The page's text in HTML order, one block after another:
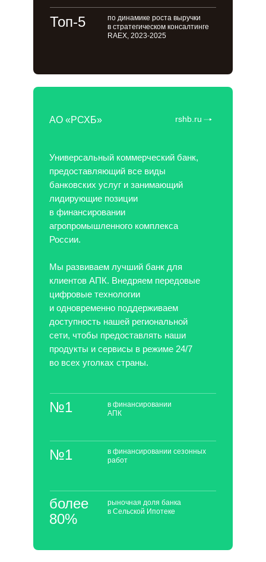
по динамике роста выручки
в стратегическом консалтинге
RAEX, 2023-2025
Топ-5
№1
№1
в финансировании
АПК
в финансировании сезонных
работ
более
80%
рыночная доля банка
в Сельской Ипотеке
Универсальный коммерческий банк,
предоставляющий все виды
банковских услуг и занимающий
лидирующие позиции
в финансировании
агропромышленного комплекса
России.
Мы развиваем лучший банк для
клиентов АПК. Внедряем передовые
цифровые технологии
и одновременно поддерживаем
доступность нашей региональной
сети, чтобы предоставлять наши
продукты и сервисы в режиме 24/7
во всех уголках страны.
АО «РСХБ» rshb.ru